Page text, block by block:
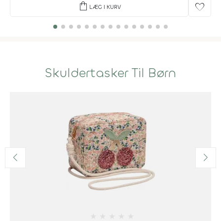
shopping_bag LÆG I KURV favorite
Skuldertasker Til Børn